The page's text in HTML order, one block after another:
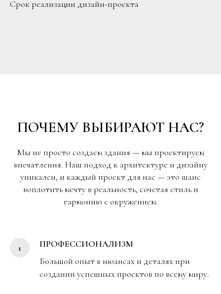
Срок реализации дизайн-проекта
ПОЧЕМУ ВЫБИРАЮТ НАС?
Мы не просто создаем здания — мы проектируем
впечатления. Наш подход к архитектуре и дизайну
уникален, и каждый проект для нас — это шанс
воплотить мечту в реальность, сочетая стиль и
гармонию с окружением.
ПРОФЕССИОНАЛИЗМ
Большой опыт в нюансах и деталях при
создании успешных проектов по всему миру.